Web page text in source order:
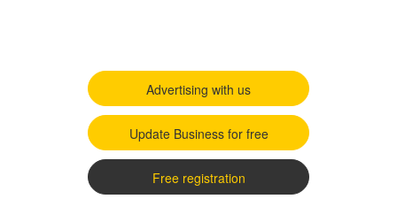
Advertising with us
Update Business for free
Free registration